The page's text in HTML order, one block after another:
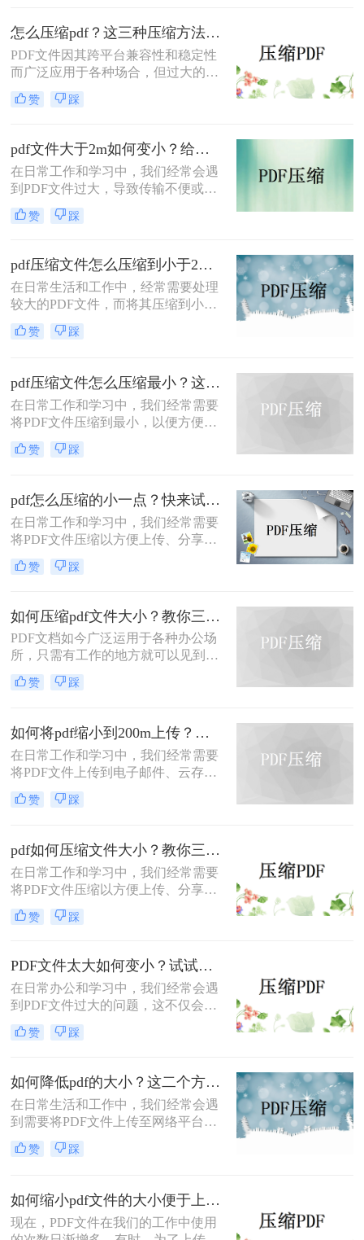
本文将介绍四种常用的压缩PDF文件
的方法，帮助您根据不同的需求选择
最合适的方式。
怎么压缩pdf？这三种压缩方法很实用！
PDF文件因其跨平台兼容性和稳定性
而广泛应用于各种场合，但过大的
PDF文件可能会带来存储、传输和编
辑上的不便。那么怎么压缩pdf呢？本
赞 踩
pdf文件大于2m如何变小？给大家分享三种简单的压缩方法！
在日常工作和学习中，我们经常会遇
到PDF文件过大，导致传输不便或存
储空间不足的问题。减小PDF文件的
大小不仅可以节省存储空间，还能加
于2m如何变小呢？本文将介绍三种常
用的减小PDF文件大小的方法，帮助
您根据不同的需求选择最合适的方
式。
赞 踩
pdf压缩文件怎么压缩到小于2M？这3种方法超级好用！
在日常生活和工作中，经常需要处理
较大的PDF文件，而将其压缩到小于
2MB以便于存储、传输或分享显得尤
为重要。那么PDF压缩文件怎么压缩
方法来实现这一目标。
赞 踩
pdf压缩文件怎么压缩最小？这三个方法可以学习一下！
在日常工作和学习中，我们经常需要
将PDF文件压缩到最小，以便方便上
传、分享或存储。那么pdf压缩文件怎
么压缩最小呢？本文将介绍三种常用
助您根据不同的需求选择最合适的方
式。
赞 踩
pdf怎么压缩的小一点？快来试试这三种文件压缩的方法！
在日常工作和学习中，我们经常需要
将PDF文件压缩以方便上传、分享或
存储。那么PDF怎么压缩的小一点
呢？本文将介绍三种常用的压缩PDF
选择最合适的方式。
赞 踩
如何压缩pdf文件大小？教你三种快速压缩的方法！
PDF文档如今广泛运用于各种办公场
所，只需有工作的地方就可以见到
PDF文档，文件都是有大小之分，
PDF文档也是如此，遇到过大的文档
大的PDF文档呢~今天就来教大家如
何压缩pdf文件大小的方法，看看要怎
么pdf压缩达到我们想要的大小。
赞 踩
如何将pdf缩小到200m上传？试试这三个压缩方法！
在日常工作和学习中，我们经常需要
将PDF文件上传到电子邮件、云存储
或其他在线平台。然而，文件过大可
能导致上传失败或耗时过长。那么如
介绍三种常用的将PDF文件缩小到
200MB的方法，帮助您轻松解决这一
问题。
赞 踩
pdf如何压缩文件大小？教你三招快速压缩！
在日常工作和学习中，我们经常需要
将PDF文件压缩以方便上传、分享或
存储。那么pdf如何压缩文件大小呢？
本文将介绍三种常用的压缩PDF文件
最合适的方式。
赞 踩
PDF文件太大如何变小？试试这三种PDF压缩方法！
在日常办公和学习中，我们经常会遇
到PDF文件过大的问题，这不仅会占
用大量存储空间，还会影响文件的传
输速度和加载时间。那么pdf文件太大
文将介绍三种常用的PDF压缩方法。
赞 踩
如何降低pdf的大小？这二个方法帮你搞定！
在日常生活和工作中，我们经常会遇
到需要将PDF文件上传至网络平台或
发送给他人的情况。然而，有时PDF
文件的大小可能超过平台或邮箱的限
降低pdf的大小呢？本文将介绍二种将
PDF文件缩小的方法，帮助您轻松解
决PDF文件过大的问题。
赞 踩
如何缩小pdf文件的大小便于上传？教你3种简单压缩方法！
现在，PDF文件在我们的工作中使用